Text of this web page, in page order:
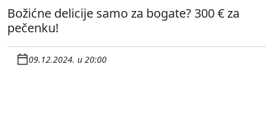
Božićne delicije samo za bogate? 300 € za
pečenku!
09.12.2024. u 20:00